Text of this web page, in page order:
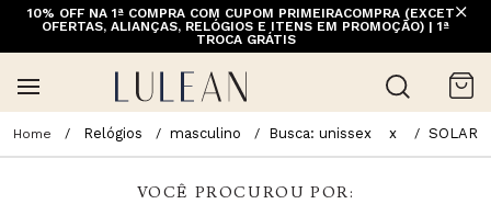
10% OFF NA 1ª COMPRA COM CUPOM PRIMEIRACOMPRA (EXCETO
OFERTAS, ALIANÇAS, RELÓGIOS E ITENS EM PROMOÇÃO) | 1ª
TROCA GRÁTIS
Relógios masculino Busca: unissex x SOLAR
VOCÊ PROCUROU POR: